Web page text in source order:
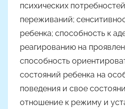
психических
переживаний;
ребенка; способность к
реагированию на
способность
состояний ребенка на
поведения и свое
отношение к режиму и